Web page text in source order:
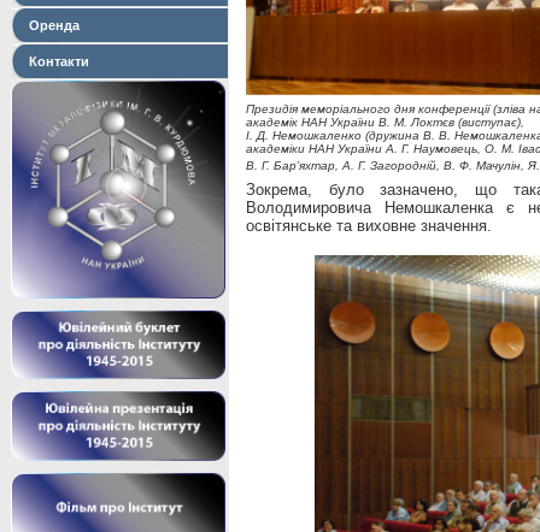
Оренда
Контакти
Президія меморіального дня конференції (зліва
академік НАН України В. М. Локтєв (виступає),
І. Д. Немошкаленко (дружина В. В.
академіки НАН України А. Г. Наумовець, О. М.
В. Г. Бар’яхтар, А. Г. Загородній, В. Ф. Мачулін,
Зокрема, було зазначено, що
Володимировича Немошкаленка є
освітянське та виховне значення.